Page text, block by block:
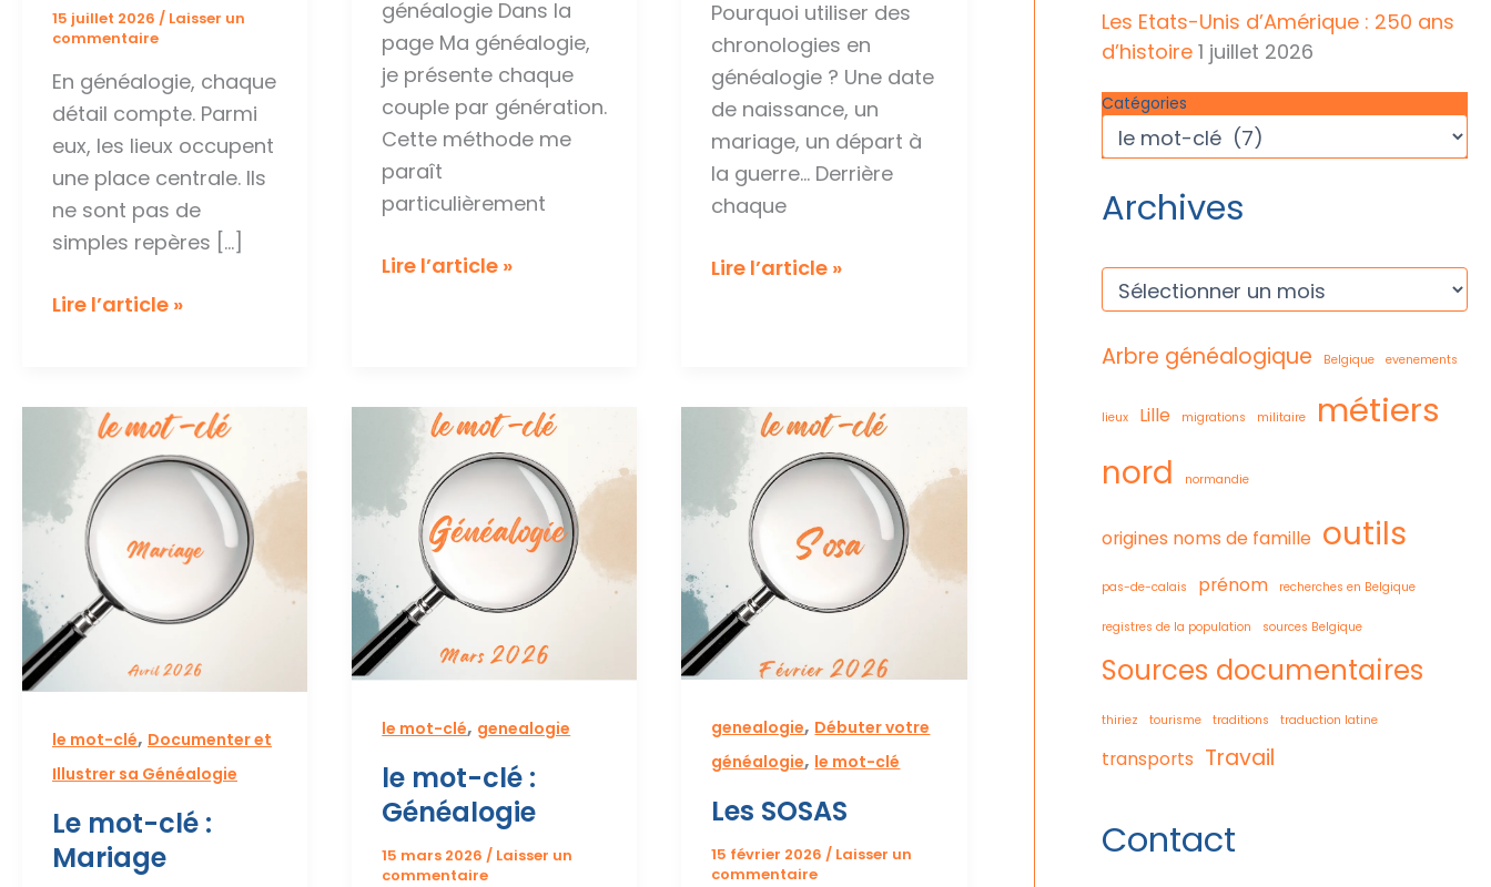
15 juillet 2026 / Laisser un
commentaire
En généalogie, chaque
détail compte. Parmi
eux, les lieux occupent
une place centrale. Ils
ne sont pas de
simples repères […]
Le
:
Les
lieux
en
généalogie
Lire l’article »
généalogie Dans la
page Ma généalogie,
je présente chaque
couple par génération.
Cette méthode me
paraît
particulièrement
Les
Lire l’article »
Pourquoi utiliser des
chronologies en
généalogie ? Une date
de naissance, un
mariage, un départ à
la guerre… Derrière
chaque
le
Lire l’article »
le mot-clé, Documenter et
Illustrer sa Généalogie
Le mot-clé :
Mariage
le mot-clé, genealogie
le mot-clé :
Généalogie
15 mars 2026 / Laisser un
commentaire
genealogie, Débuter votre
généalogie, le mot-clé
Les SOSAS
15 février 2026 / Laisser un
commentaire
Les Etats-Unis d’Amérique : 250 ans
d’histoire 1 juillet 2026
Catégories
Archives
A
h
i
e
Arbre généalogique Belgique evenements
lieux Lille migrations militaire métiers
nord normandie
origines noms de famille outils
pas-de-calais prénom recherches en Belgique
registres de la population sources Belgique
Sources documentaires
thiriez tourisme traditions traduction latine
transports Travail
Contact